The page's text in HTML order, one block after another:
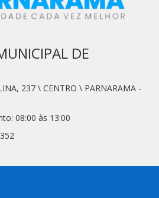
DE
237 \ CENTRO \ PARNARAMA -
08:00 às 13:00